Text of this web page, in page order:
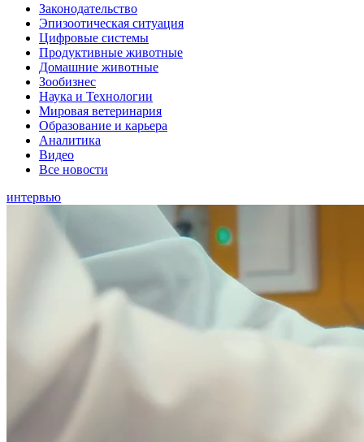
Законодательство
Эпизоотическая ситуация
Цифровые системы
Продуктивные животные
Домашние животные
Зообизнес
Наука и Технологии
Мировая ветеринария
Образование и карьера
Аналитика
Видео
Все новости
интервью